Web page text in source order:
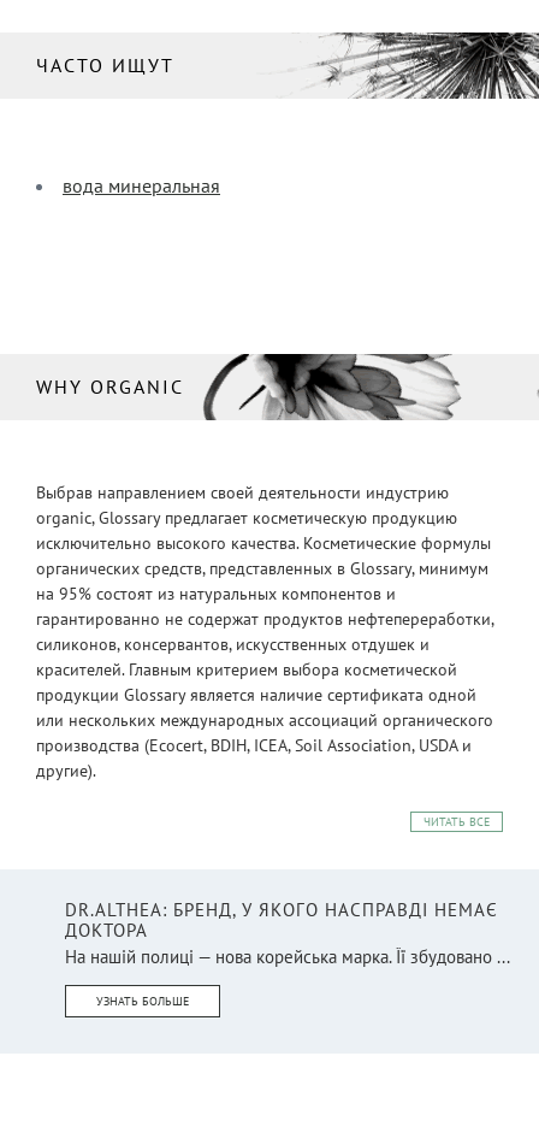
ЧАСТО ИЩУТ
вода минеральная
WHY ORGANIC
Выбрав направлением своей деятельности индустрию
organic, Glossary предлагает косметическую продукцию
исключительно высокого качества. Косметические формулы
органических средств, представленных в Glossary, минимум
на 95% состоят из натуральных компонентов и
гарантированно не содержат продуктов нефтепереработки,
силиконов, консервантов, искусственных отдушек и
красителей. Главным критерием выбора косметической
продукции Glossary является наличие сертификата одной
или нескольких международных ассоциаций органического
производства (Ecocert, BDIH, ICEA, Soil Association, USDA и
другие).
ЧИТАТЬ ВСЕ
DR.ALTHEA: БРЕНД, У ЯКОГО НАСПРАВДІ НЕМАЄ
ДОКТОРА
На нашій полиці — нова корейська марка. Її збудовано ...
УЗНАТЬ БОЛЬШЕ